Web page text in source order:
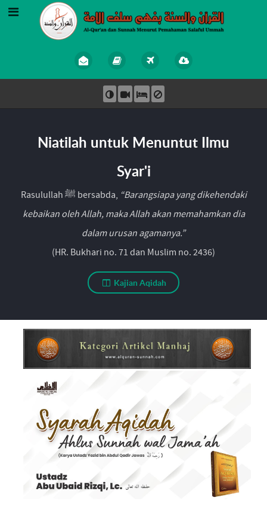
Niatilah untuk Menuntut Ilmu
Syar'i
Rasulullah ﷺ bersabda, “Barangsiapa yang dikehendaki
kebaikan oleh Allah, maka Allah akan memahamkan dia
dalam urusan agamanya.”
(HR. Bukhari no. 71 dan Muslim no. 2436)
Kajian Aqidah